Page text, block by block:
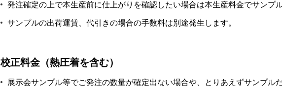
発注確定の上で本生産前に仕上がりを確認したい場合は本生産料金でサンプ
サンプルの出荷運賃、代引きの場合の手数料は別途発生します。
校正料金（熱圧着を含む）
展示会サンプル等でご発注の数量が確定出ない場合や、とりあえずサンプル